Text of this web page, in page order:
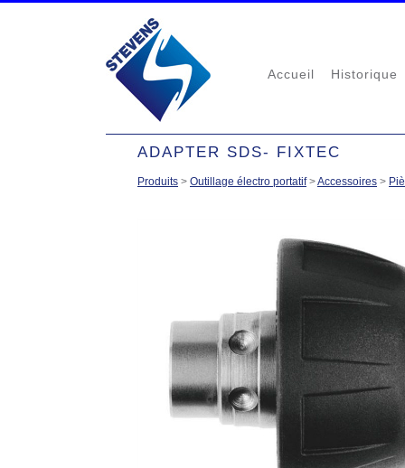
Accueil Historique
ADAPTER SDS- FIXTEC
Produits > Outillage électro portatif>Accessoires >